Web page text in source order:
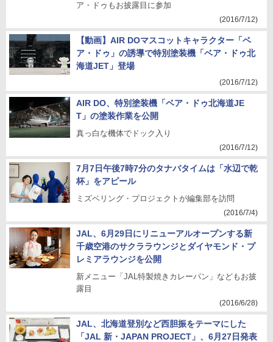
ア・ドゥもお披露目に参加
(2016/7/12)
【動画】AIR DOマスコットキャラクター「ベ
ア・ドゥ」の誘導で特別塗装機「ベア・ドゥ北
海道JET」登場
(2016/7/12)
AIR DO、特別塗装機「ベア・ドゥ北海道JE
T」の塗装作業を公開
真っ白な機体でドック入り
(2016/7/12)
7月7日午後7時7分のタナバタイムは「水辺で乾
杯」をアピール
ミズベリング・プロジェクトが編集部を訪問
(2016/7/4)
JAL、6月29日にリニューアルオープンする新
千歳空港のサクララウンジとダイヤモンド・プ
レミアラウンジを公開
新メニュー「JAL特製焼きカレーパン」などもお披
露目
(2016/6/28)
JAL、北海道登別など西胆振をテーマにした
「JAL 新・JAPAN PROJECT」、6月27日発表